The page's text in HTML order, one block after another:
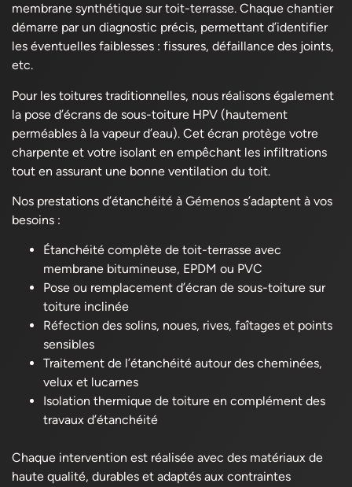
membrane synthétique sur toit-terrasse. Chaque chantier
démarre par un diagnostic précis, permettant d’identifier
les éventuelles faiblesses : fissures, défaillance des joints,
etc.
Pour les toitures traditionnelles, nous réalisons également
la pose d’écrans de sous-toiture HPV (hautement
perméables à la vapeur d’eau). Cet écran protège votre
charpente et votre isolant en empêchant les infiltrations
tout en assurant une bonne ventilation du toit.
Nos prestations d’étanchéité à Gémenos s’adaptent à vos
besoins :
Étanchéité complète de toit-terrasse avec
membrane bitumineuse, EPDM ou PVC
Pose ou remplacement d’écran de sous-toiture sur
toiture inclinée
Réfection des solins, noues, rives, faîtages et points
sensibles
Traitement de l’étanchéité autour des cheminées,
velux et lucarnes
Isolation thermique de toiture en complément des
travaux d’étanchéité
Chaque intervention est réalisée avec des matériaux de
haute qualité, durables et adaptés aux contraintes